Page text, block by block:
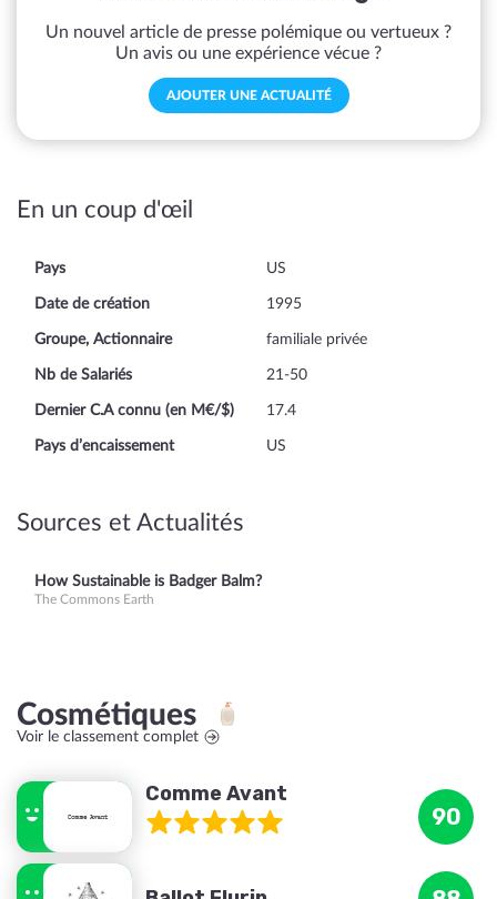
Un nouvel article de presse polémique ou vertueux ?
Un avis ou une expérience vécue ?
AJOUTER UNE ACTUALITÉ
En un coup d'œil
Pays US
Date de création 1995
Groupe, Actionnaire familiale privée
Nb de Salariés 21-50
Dernier C.A connu (en M€/$) 17.4
Pays d’encaissement US
Sources et Actualités
How Sustainable is Badger Balm?
The Commons Earth
Cosmétiques
Voir le classement complet
Comme Avant
90